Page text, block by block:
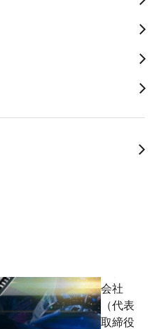
」を発売
できるオートモ
使用した車載カメ
会社
（代表
取締役